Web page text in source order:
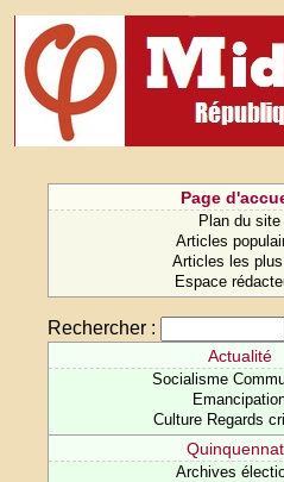
Page
Plan du site
Articles
Articles les
Espace
Rechercher :
Actualité
Socialisme
Culture Regards
Archives